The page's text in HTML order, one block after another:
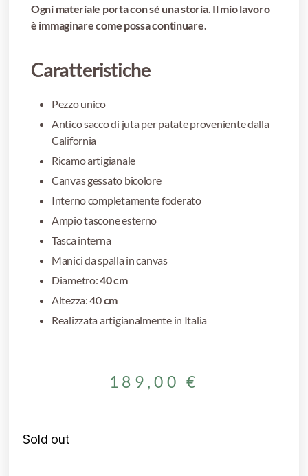
Ogni materiale porta con sé una storia. Il mio lavoro
è immaginare come possa continuare.
Caratteristiche
Pezzo unico
Antico sacco di juta per patate proveniente dalla
California
Ricamo artigianale
Canvas gessato bicolore
Interno completamente foderato
Ampio tascone esterno
Tasca interna
Manici da spalla in canvas
Diametro:40 cm
Altezza: 40cm
Realizzata artigianalmente in Italia
189,00 €
Sold out